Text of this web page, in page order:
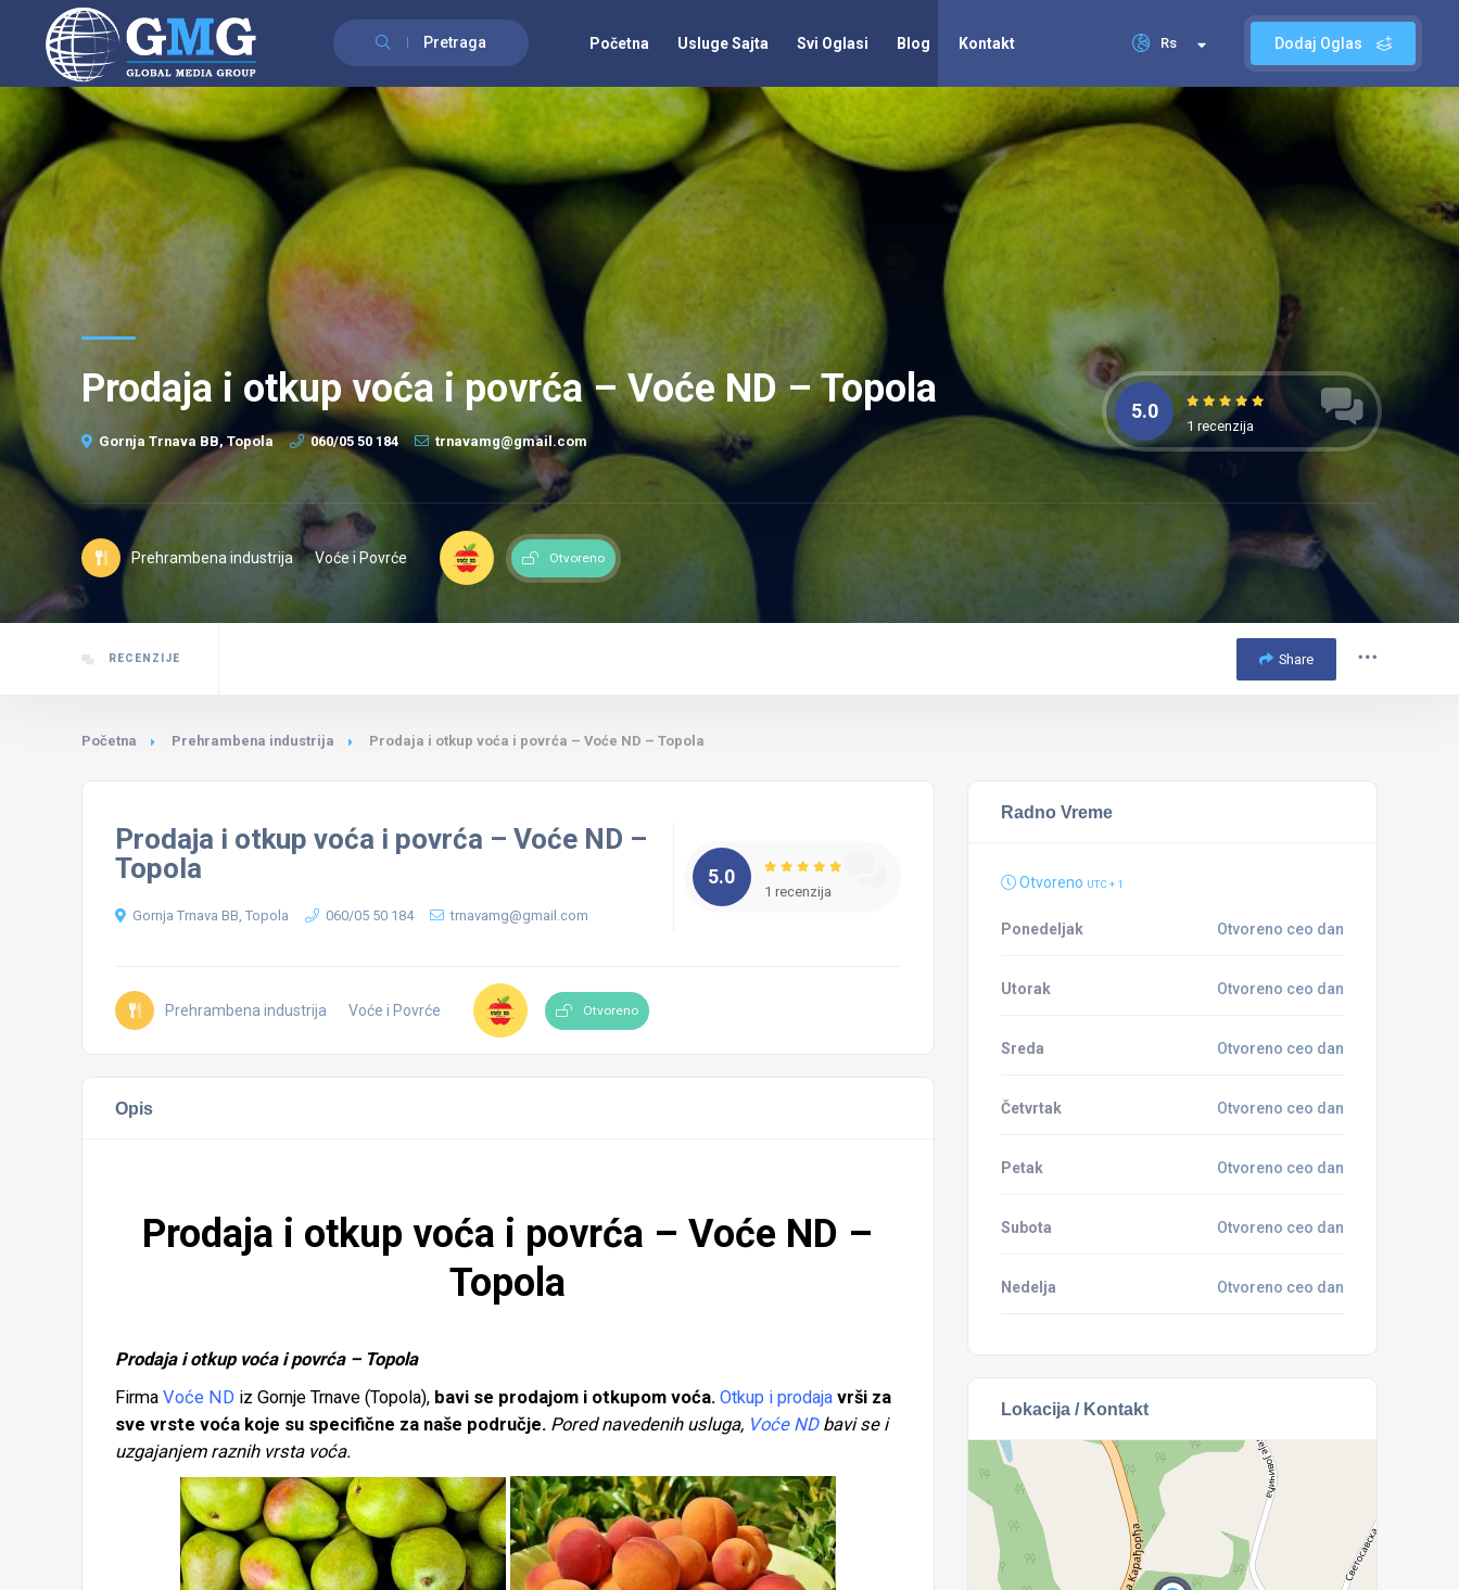
Pretraga Dodaj Oglas
Rs
Početna Usluge Sajta Svi Oglasi Blog Kontakt
Prodaja i otkup voća i povrća – Voće ND – Topola
Gornja Trnava BB, Topola 060/05 50 184 trnavamg@gmail.com
5.0
1 recenzija
Prehrambena industrija Voće i Povrće Otvoreno
RECENZIJE Share
Početna Prehrambena industrija Prodaja i otkup voća i povrća – Voće ND – Topola
Prodaja i otkup voća i povrća – Voće ND –
Topola
Gornja Trnava BB, Topola 060/05 50 184 trnavamg@gmail.com
5.0
1 recenzija
Prehrambena industrija Voće i Povrće Otvoreno
Opis
Prodaja i otkup voća i povrća – Voće ND –
Topola
Prodaja i otkup voća i povrća – Topola
Firma Voće ND iz Gornje Trnave (Topola), bavi se prodajom i otkupom voća. Otkup i prodaja vrši za
sve vrste voća koje su specifične za naše područje. Pored navedenih usluga, Voće NDbavi se i
uzgajanjem raznih vrsta voća.
Radno Vreme
Otvoreno UTC + 1
Ponedeljak Otvoreno ceo dan
Utorak Otvoreno ceo dan
Sreda Otvoreno ceo dan
Četvrtak Otvoreno ceo dan
Petak Otvoreno ceo dan
Subota Otvoreno ceo dan
Nedelja Otvoreno ceo dan
Lokacija / Kontakt